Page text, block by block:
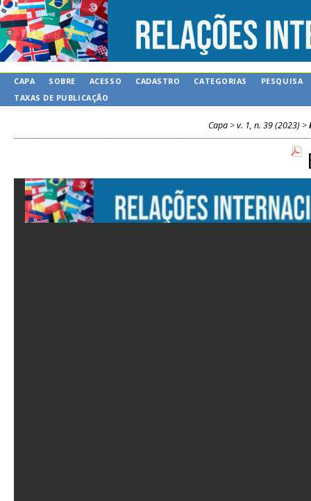
CAPA SOBRE ACESSO CADASTRO CATEGORIAS
PESQUISA
TAXAS DE PUBLICAÇÃO
Capa>v. 1, n. 39 (2023) >